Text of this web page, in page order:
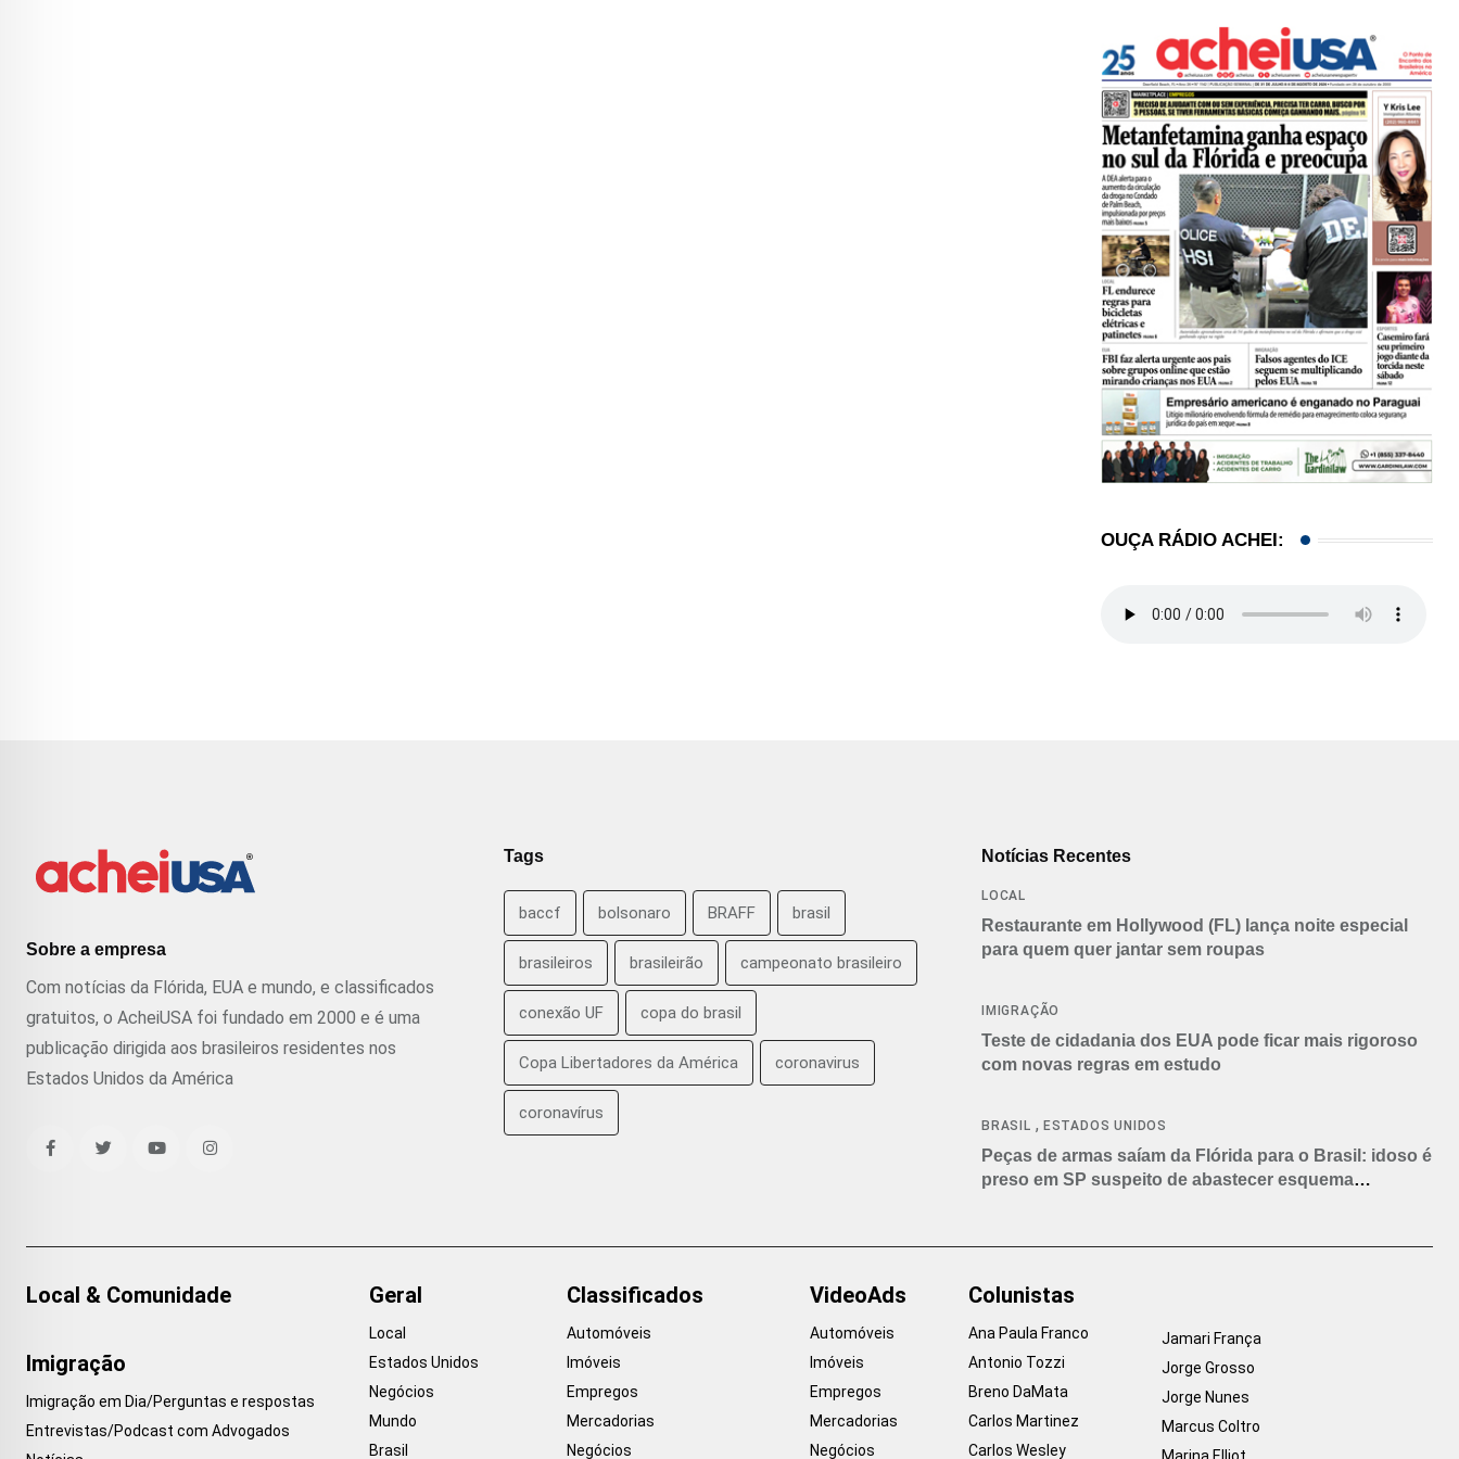
OUÇA RÁDIO ACHEI:
Sobre a empresa
Com notícias da Flórida, EUA e mundo, e classificados
gratuitos, o AcheiUSA foi fundado em 2000 e é uma
publicação dirigida aos brasileiros residentes nos
Estados Unidos da América
Tags
baccf bolsonaro BRAFF brasil
brasileiros brasileirão campeonato brasileiro
conexão UF copa do brasil
Copa Libertadores da América coronavirus
coronavírus
Notícias Recentes
LOCAL
Restaurante em Hollywood (FL) lança noite especial
para quem quer jantar sem roupas
IMIGRAÇÃO
Teste de cidadania dos EUA pode ficar mais rigoroso
com novas regras em estudo
BRASIL , ESTADOS UNIDOS
Peças de armas saíam da Flórida para o Brasil: idoso é
preso em SP suspeito de abastecer esquema
Local & Comunidade
Imigração
Imigração em Dia/Perguntas e respostas
Entrevistas/Podcast com Advogados
Geral
Local
Estados Unidos
Negócios
Mundo
Brasil
Classificados
Automóveis
Imóveis
Empregos
Mercadorias
Negócios
VideoAds
Automóveis
Imóveis
Empregos
Mercadorias
Negócios
Colunistas
Ana Paula Franco
Antonio Tozzi
Breno DaMata
Carlos Martinez
Carlos Wesley
Jamari França
Jorge Grosso
Jorge Nunes
Marcus Coltro